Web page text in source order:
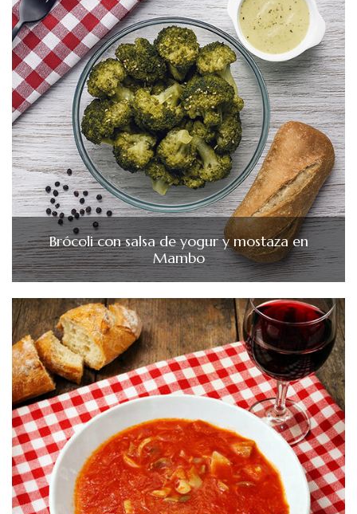
Brócoli con salsa de yogur y mostaza en
Mambo